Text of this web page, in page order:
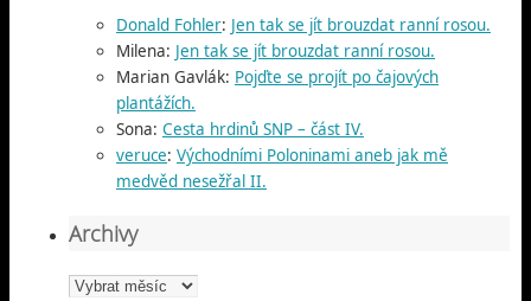
Donald Fohler: Jen tak se jít brouzdat ranní rosou.
Milena: Jen tak se jít brouzdat ranní rosou.
Marian Gavlák: Pojďte se projít po čajových
plantážích.
Sona: Cesta hrdinů SNP – část IV.
veruce: Východními Poloninami aneb jak mě
medvěd nesežřal II.
Archivy
Archivy